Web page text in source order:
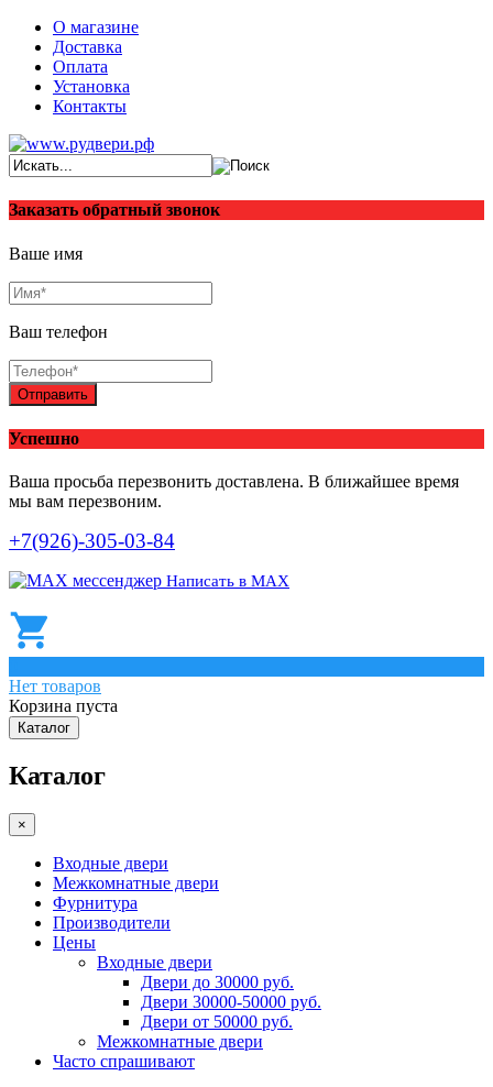
О магазине
Доставка
Оплата
Установка
Контакты
Заказать обратный звонок
Ваше имя
Ваш телефон
Отправить
Успешно
Ваша просьба перезвонить доставлена. В ближайшее время
мы вам перезвоним.
+7(926)-305-03-84
Написать в МАХ
Нет товаров
Корзина пуста
Каталог
Каталог
×
Входные двери
Межкомнатные двери
Фурнитура
Производители
Цены
Входные двери
Двери до 30000 руб.
Двери 30000-50000 руб.
Двери от 50000 руб.
Межкомнатные двери
Часто спрашивают